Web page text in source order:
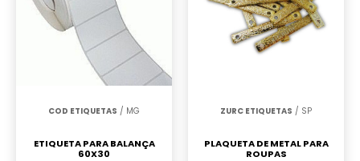
COD ETIQUETAS / MG
ETIQUETA PARA BALANÇA
60X30
ZURC ETIQUETAS / SP
PLAQUETA DE METAL PARA
ROUPAS